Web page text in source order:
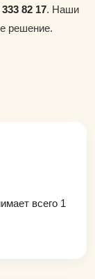
82 17. Наши
решение.
всего 1